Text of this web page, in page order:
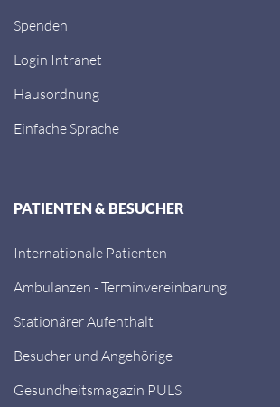
Spenden
Login Intranet
Hausordnung
Einfache Sprache
PATIENTEN & BESUCHER
Internationale Patienten
Ambulanzen - Terminvereinbarung
Stationärer Aufenthalt
Besucher und Angehörige
Gesundheitsmagazin PULS